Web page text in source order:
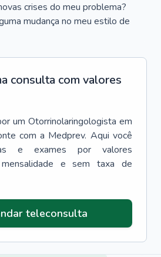
crises do meu problema?
mudança no meu estilo de
consulta com valores
um Otorrinolaringologista em
com a Medprev. Aqui você
e exames por valores
e sem taxa de
teleconsulta